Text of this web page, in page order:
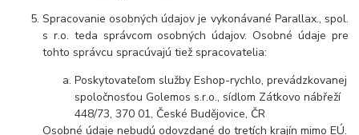
Spracovanie osobných údajov je vykonávané Parallax., spol.
s r.o. teda správcom osobných údajov. Osobné údaje pre
tohto správcu spracúvajú tiež spracovatelia:
Poskytovateľom služby Eshop-rychlo, prevádzkovanej
spoločnosťou Golemos s.r.o., sídlom Zátkovo nábřeží
448/73, 370 01, České Budějovice, ČR
Osobné údaje nebudú odovzdané do tretích krajín mimo EÚ.